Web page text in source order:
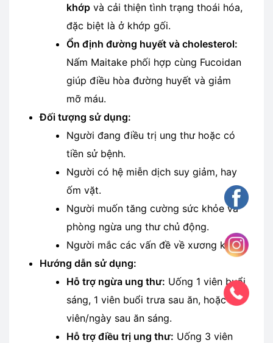
khớp và cải thiện tình trạng thoái hóa,
đặc biệt là ở khớp gối.
Ổn định đường huyết và cholesterol:
Nấm Maitake phối hợp cùng Fucoidan
giúp điều hòa đường huyết và giảm
mỡ máu.
Đối tượng sử dụng:
Người đang điều trị ung thư hoặc có
tiền sử bệnh.
Người có hệ miễn dịch suy giảm, hay
ốm vặt.
Người muốn tăng cường sức khỏe và
phòng ngừa ung thư chủ động.
Người mắc các vấn đề về xương khớp.
Hướng dẫn sử dụng:
Hỗ trợ ngừa ung thư: Uống 1 viên buổi
sáng, 1 viên buổi trưa sau ăn, hoặc 2
viên/ngày sau ăn sáng.
Hỗ trợ điều trị ung thư: Uống 3 viên